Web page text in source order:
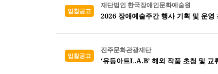
입찰공고
재단법인 한국장애인문화예술원
2026 장애예술주간 행사 기획 및 운영
입찰공고
진주문화관광재단
‘유등아트L.A.B’ 해외 작품 초청 및 교